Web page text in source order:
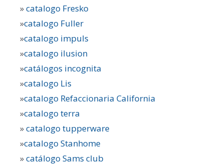
»catalogo Fresko
»catalogo Fuller
»catalogo impuls
»catalogo ilusion
»catálogos incognita
»catalogo Lis
»catalogo Refaccionaria California
»catalogo terra
»catalogo tupperware
»catalogo Stanhome
»catálogo Sams club